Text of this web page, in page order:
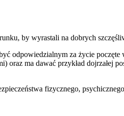
by wyrastali na dobrych
odpowiedzialnym za życie
ma dawać przykład dojrzałej
fizycznego,